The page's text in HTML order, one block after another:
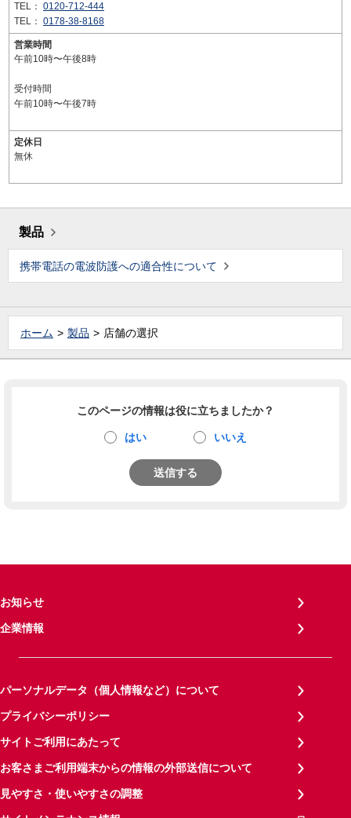
TEL： 0120-712-444
TEL： 0178-38-8168
営業時間
午前10時〜午後8時
受付時間
午前10時〜午後7時
定休日
無休
製品
携帯電話の電波防護への適合性について
ホーム 製品 店舗の選択
このページの情報は役に立ちましたか？
はい いいえ
送信する
お知らせ
企業情報
パーソナルデータ（個人情報など）について
プライバシーポリシー
サイトご利用にあたって
お客さまご利用端末からの情報の外部送信について
見やすさ・使いやすさの調整